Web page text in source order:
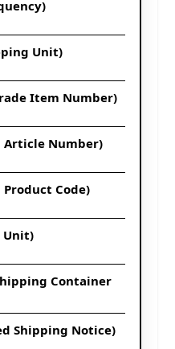
Unit)
Item Number)
Article Number)
Product Code)
Unit)
Container
Shipping Notice)